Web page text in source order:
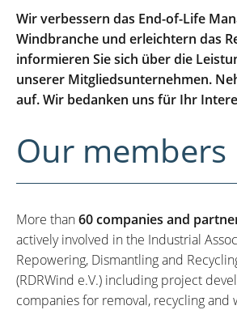
Wir verbessern das End-of-Life
Windbranche und erleichtern das
informieren Sie sich über die
unserer Mitgliedsunternehmen.
auf. Wir bedanken uns für Ihr
Our members
More than60 companies and
actively involved in the Industrial
Repowering, Dismantling and
(RDRWind e.V.) including project
companies for removal, recycling and